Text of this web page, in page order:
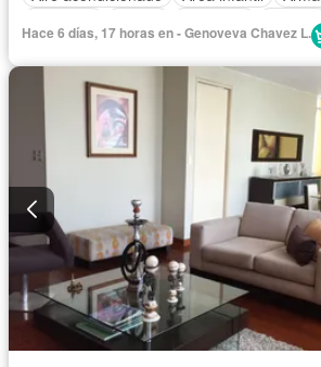
Bodega
Cochera
Internet
Seguridad Terraza
Hace 6 días, 17 horas en - Genoveva Chavez L.